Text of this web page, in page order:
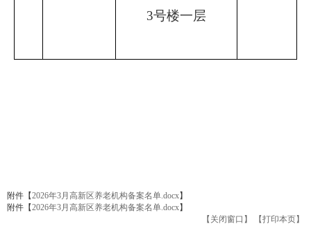
3号楼一层
附件【2026年3月高新区养老机构备案名单.docx】
附件【2026年3月高新区养老机构备案名单.docx】
【关闭窗口】
【打印本页】